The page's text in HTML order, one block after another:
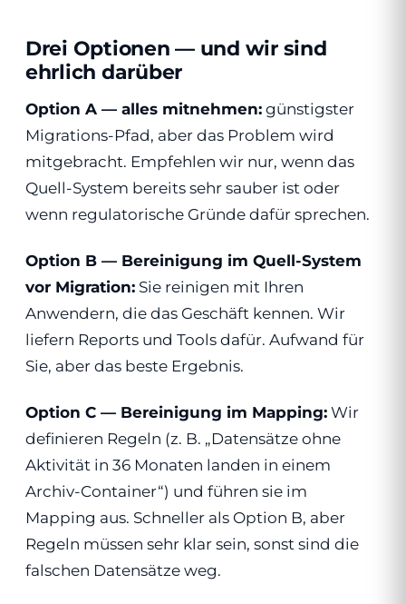
Drei Optionen — und wir sind
ehrlich darüber
Option A — alles mitnehmen: günstigster
Migrations-Pfad, aber das Problem wird
mitgebracht. Empfehlen wir nur, wenn das
Quell-System bereits sehr sauber ist oder
wenn regulatorische Gründe dafür sprechen.
Option B — Bereinigung im Quell-System
vor Migration: Sie reinigen mit Ihren
Anwendern, die das Geschäft kennen. Wir
liefern Reports und Tools dafür. Aufwand für
Sie, aber das beste Ergebnis.
Option C — Bereinigung im Mapping: Wir
definieren Regeln (z. B. „Datensätze ohne
Aktivität in 36 Monaten landen in einem
Archiv-Container“) und führen sie im
Mapping aus. Schneller als Option B, aber
Regeln müssen sehr klar sein, sonst sind die
falschen Datensätze weg.